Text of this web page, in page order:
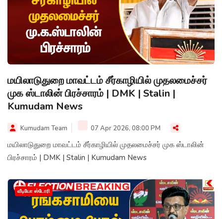
மயிலாடுதுறை மாவட்டம் சீர்காழியில் முதலமைச்சர்
முக ஸ்டாலின் பிரச்சாரம் | DMK | Stalin |
Kumudam News
Kumudam Team 07 Apr 2026, 08:00 PM
மயிலாடுதுறை மாவட்டம் சீர்காழியில் முதலமைச்சர் முக ஸ்டாலின்
பிரச்சாரம் | DMK | Stalin | Kumudam News
வீடியோ ஸ்டோரி